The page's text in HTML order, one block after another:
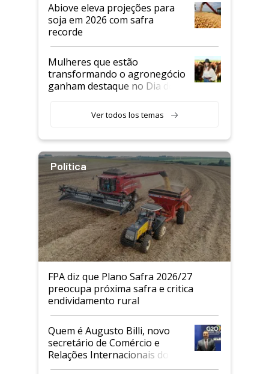
Abiove eleva projeções para
soja em 2026 com safra
recorde
Mulheres que estão
transformando o agronegócio
ganham destaque no Dia do
Ver todos los temas
Política
FPA diz que Plano Safra 2026/27
preocupa próxima safra e critica
endividamento rural
Quem é Augusto Billi, novo
secretário de Comércio e
Relações Internacionais do
Mapa